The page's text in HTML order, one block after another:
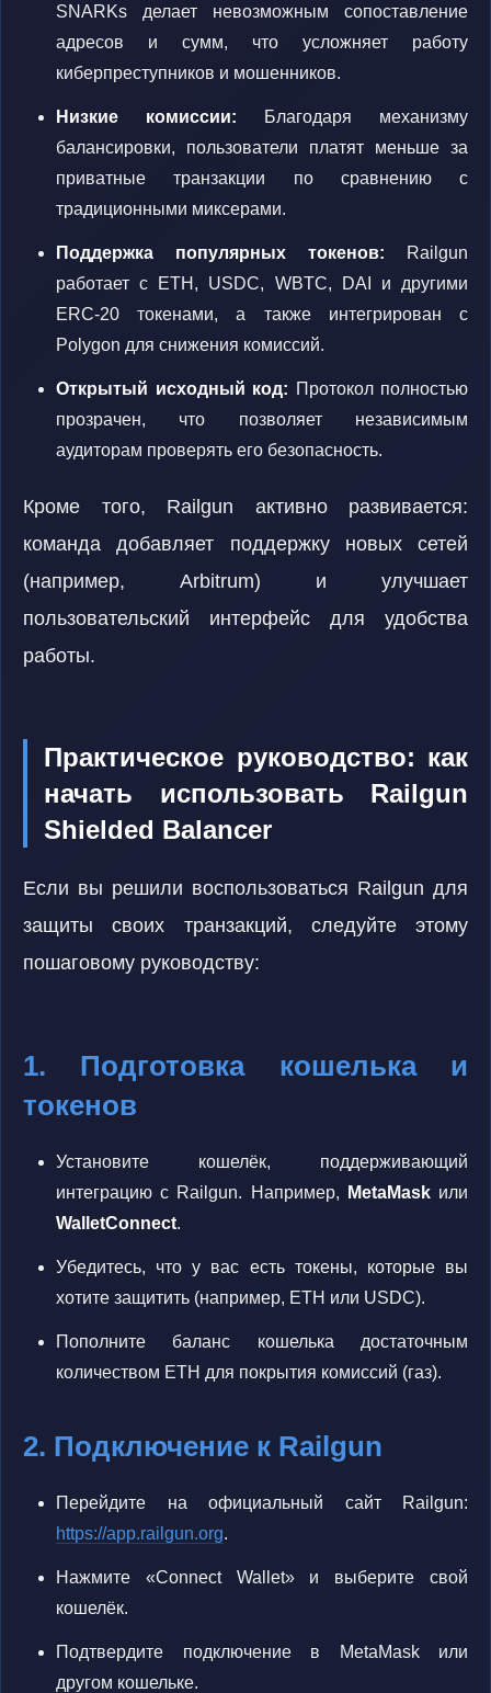
SNARKs делает невозможным сопоставление
адресов и сумм, что усложняет работу
киберпреступников и мошенников.
Низкие комиссии: Благодаря механизму
балансировки, пользователи платят меньше за
приватные транзакции по сравнению с
традиционными миксерами.
Поддержка популярных токенов: Railgun
работает с ETH, USDC, WBTC, DAI и другими
ERC-20 токенами, а также интегрирован с
Polygon для снижения комиссий.
Открытый исходный код: Протокол полностью
прозрачен, что позволяет независимым
аудиторам проверять его безопасность.
Кроме того, Railgun активно развивается:
команда добавляет поддержку новых сетей
(например, Arbitrum) и улучшает
пользовательский интерфейс для удобства
работы.
Практическое руководство: как
начать использовать Railgun
Shielded Balancer
Если вы решили воспользоваться Railgun для
защиты своих транзакций, следуйте этому
пошаговому руководству:
1. Подготовка кошелька и
токенов
Установите кошелёк, поддерживающий
интеграцию с Railgun. Например,
MetaMaskили
WalletConnect.
Убедитесь, что у вас есть токены, которые вы
хотите защитить (например, ETH или USDC).
Пополните баланс кошелька достаточным
количеством ETH для покрытия комиссий (газ).
2. Подключение к Railgun
Перейдите на официальный сайт Railgun:
https://app.railgun.org.
Нажмите «Connect Wallet» и выберите свой
кошелёк.
Подтвердите подключение в MetaMask или
другом кошельке.